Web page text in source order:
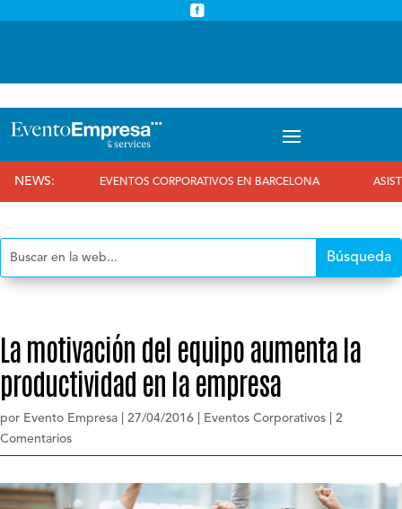

NEWS:EVENTOS CORPORATIVOS EN BARCELONA ASISTIMOS AL
La motivación del equipo aumenta la
productividad en la empresa
por Evento Empresa 27/04/2016 Eventos Corporativos
2
Comentarios